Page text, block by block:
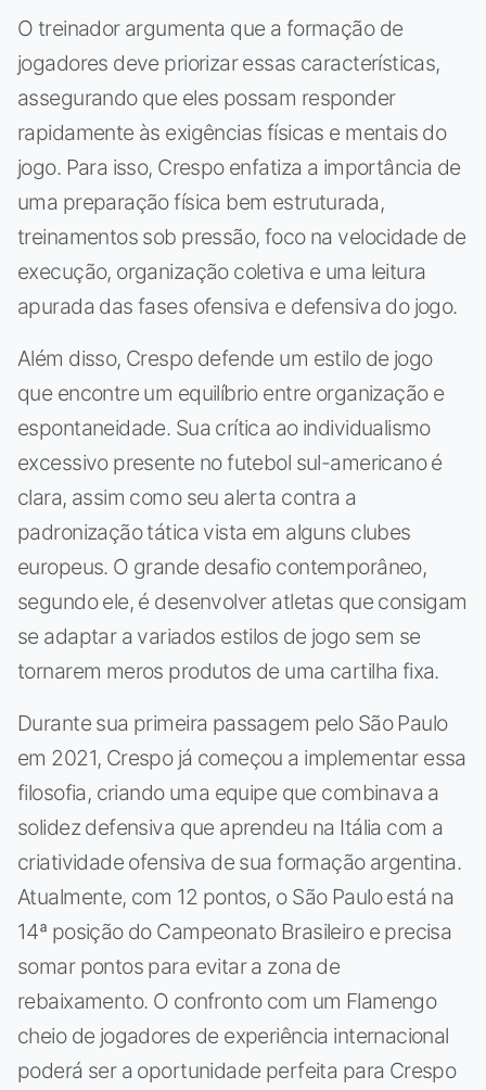
O treinador argumenta que a formação de
jogadores deve priorizar essas características,
assegurando que eles possam responder
rapidamente às exigências físicas e mentais do
jogo. Para isso, Crespo enfatiza a importância de
uma preparação física bem estruturada,
treinamentos sob pressão, foco na velocidade de
execução, organização coletiva e uma leitura
apurada das fases ofensiva e defensiva do jogo.
Além disso, Crespo defende um estilo de jogo
que encontre um equilíbrio entre organização e
espontaneidade. Sua crítica ao individualismo
excessivo presente no futebol sul-americano é
clara, assim como seu alerta contra a
padronização tática vista em alguns clubes
europeus. O grande desafio contemporâneo,
segundo ele, é desenvolver atletas que consigam
se adaptar a variados estilos de jogo sem se
tornarem meros produtos de uma cartilha fixa.
Durante sua primeira passagem pelo São Paulo
em 2021, Crespo já começou a implementar essa
filosofia, criando uma equipe que combinava a
solidez defensiva que aprendeu na Itália com a
criatividade ofensiva de sua formação argentina.
Atualmente, com 12 pontos, o São Paulo está na
14ª posição do Campeonato Brasileiro e precisa
somar pontos para evitar a zona de
rebaixamento. O confronto com um Flamengo
cheio de jogadores de experiência internacional
poderá ser a oportunidade perfeita para Crespo